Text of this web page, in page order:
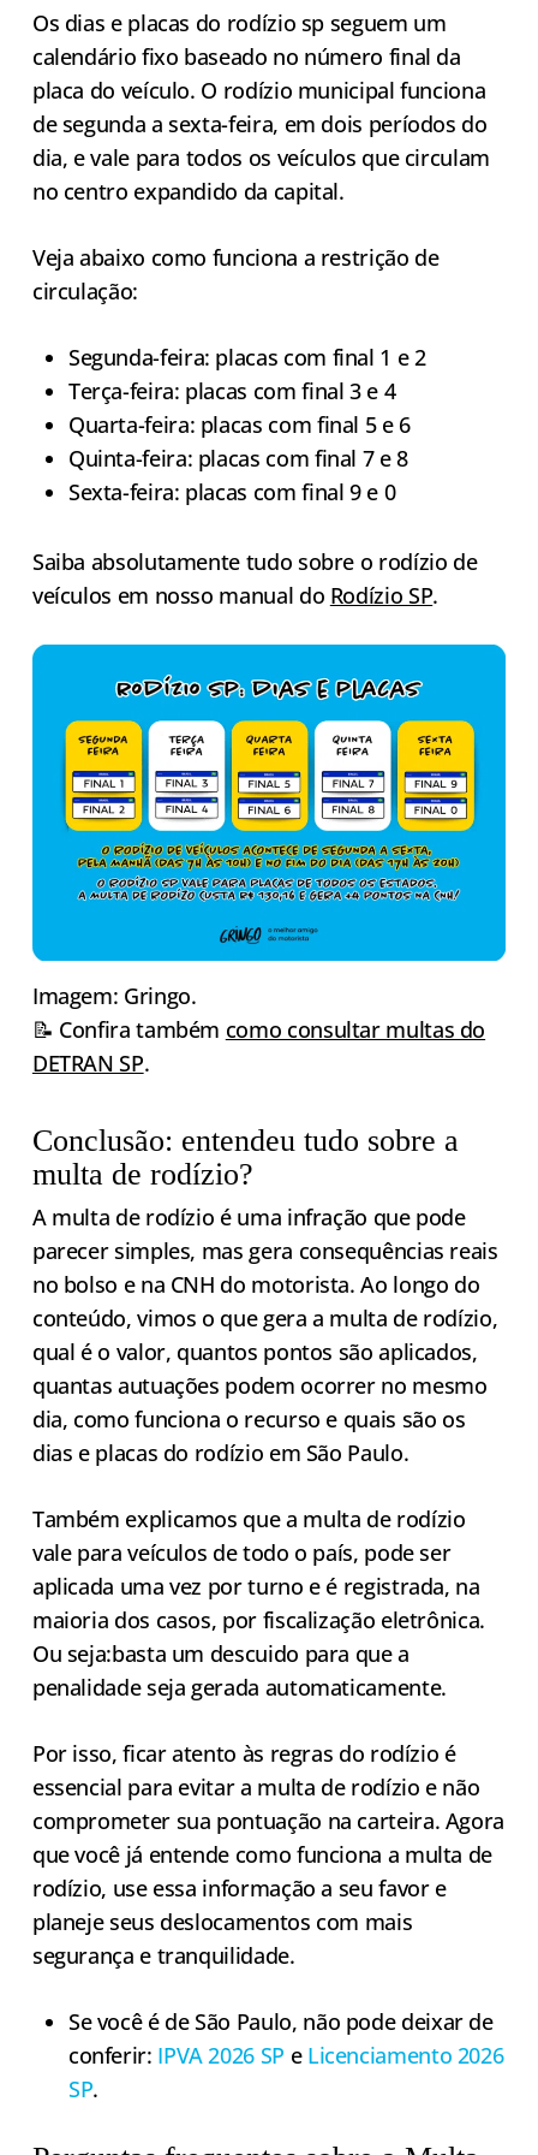
Os dias e placas do rodízio sp seguem um
calendário fixo baseado no número final da
placa do veículo. O rodízio municipal funciona
de segunda a sexta-feira, em dois períodos do
dia, e vale para todos os veículos que circulam
no centro expandido da capital.
Veja abaixo como funciona a restrição de
circulação:
Segunda-feira: placas com final 1 e 2
Terça-feira: placas com final 3 e 4
Quarta-feira: placas com final 5 e 6
Quinta-feira: placas com final 7 e 8
Sexta-feira: placas com final 9 e 0
Saiba absolutamente tudo sobre o rodízio de
veículos em nosso manual do Rodízio SP.
Imagem: Gringo.
📝 Confira também como consultar multas do
DETRAN SP.
Conclusão: entendeu tudo sobre a
multa de rodízio?
A multa de rodízio é uma infração que pode
parecer simples, mas gera consequências reais
no bolso e na CNH do motorista. Ao longo do
conteúdo, vimos o que gera a multa de rodízio,
qual é o valor, quantos pontos são aplicados,
quantas autuações podem ocorrer no mesmo
dia, como funciona o recurso e quais são os
dias e placas do rodízio em São Paulo.
Também explicamos que a multa de rodízio
vale para veículos de todo o país, pode ser
aplicada uma vez por turno e é registrada, na
maioria dos casos, por fiscalização eletrônica.
Ou seja:basta um descuido para que a
penalidade seja gerada automaticamente.
Por isso, ficar atento às regras do rodízio é
essencial para evitar a multa de rodízio e não
comprometer sua pontuação na carteira. Agora
que você já entende como funciona a multa de
rodízio, use essa informação a seu favor e
planeje seus deslocamentos com mais
segurança e tranquilidade.
Se você é de São Paulo, não pode deixar de
conferir: IPVA 2026 SP e Licenciamento 2026
SP.